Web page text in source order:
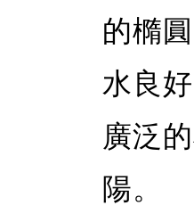
的橢
水良
廣泛
陽。